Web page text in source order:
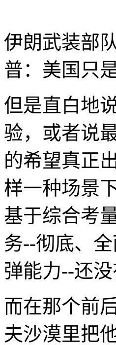
伊朗武装部
普：美国只
但是直白地
验，或者说
的希望真正
样一种场景
基于综合考
务--彻底、
弹能力--还没
而在那个前
夫沙漠里把